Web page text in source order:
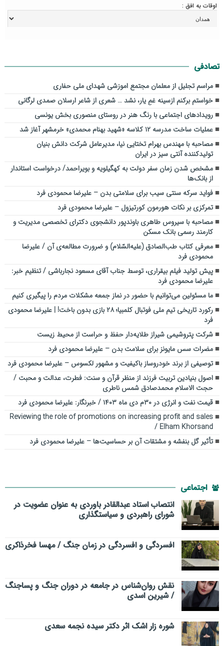
اوقات به افق :
تصادفی
مراسم تجلیل از معلمان مجتمع اموزشی شهدای ملی حفاری
خواستم برکنم ازسینه غمِ یار، نشد … شعری از شاعر ارسلان صمدی لرگانی
رویدادهای اجتماعی با رنگ هنر در روستای منصوری بخش یونسی
عملیات ساخت مدرسه ۱۲ کلاسه «شهید بهنام محمدی» خرمشهر آغاز شد
مصاحبه با مهندس بهرام تختایی نیا، مدیرعامل شرکت دانش بنیان
تولیدکننده آنتی سیز در ایران
مشخص شدن زمان سفر دولت به کهگیلویه و بویراحمد/ درخواست استاندار
از بانک‌ها
فواید سرکه سنتی سیب برای سلامتی بدن – علیرضا محمودی فرد
تمرکزی بر نکات هورمون کورتیزول – علیرضا محمودی فرد
مصاحبه با سیروس طاهری باوندپور دانشجوی دکترای تخصصی مدیریت و
کارمند رسمی بانک مسکن
معرفی کتاب طب‌الصادق (علیه‌السّلام) و ضرورت مطالعه‌ی آن / علیرضا
محمودی فرد
پیش تولید فیلم بیقراری، توسط جناب آقای مسعود نجارباشی / تنظیم خبر:
علیرضا محمودی فرد
ما مسئولین می‌توانیم با حضور در نماز جمعه مشکلات مردم را پیگیری کنیم
رکورد تاریخی تیم ملی فوتبال کلمبیا؛ ۲۸ بازی بدون باخت! | علیرضا محمودی
فرد
شرکت پتروشیمی شیراز طلایه‌دار حفظ و حراست از محیط زیست
مضرات سس مایونز برای سلامت بدن – علیرضا محمودی فرد
توصیفی از برند خودروساز باکیفیت و مشهور لکسوس – علیرضا محمودی فرد
اصول بنیادین تربیت فرزند از منظر قرآن و سنت: فطرت، عدالت و محبت /
حجت الاسلام محمدصادق شمس ناطری
قیمت نفت و انرژی در ۳۰م دی ماه ۱۴۰۳ / خبرنگار: علیرضا محمودی فرد
Reviewing the role of promotions on increasing profit and sales
/ Elham Khorsand
تأثیر گل بنفشه و مشتقات آن بر حساسیت‌ها – علیرضا محمودی فرد
اجتماعی
انتصاب استاد عبدالقادر باوردی به عنوان عضویت در
شورای راهبردی و سیاستگذاری
افسردگی و افسردگی در زمان جنگ / مهسا فخرذاکری
نقش روان‌شناس در جامعه در دوران جنگ و پساجنگ
/ شیرین اسدی
شوره زار اشک اثر دکتر سیده نجمه سعدی